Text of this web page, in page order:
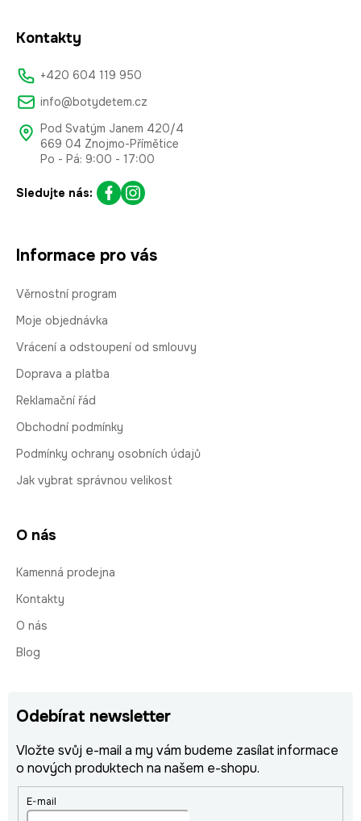
Kontakty
+420 604 119 950
info@botydetem.cz
Pod Svatým Janem 420/4
669 04 Znojmo-Přímětice
Po - Pá: 9:00 - 17:00
Sledujte nás:
Informace pro vás
Věrnostní program
Moje objednávka
Vrácení a odstoupení od smlouvy
Doprava a platba
Reklamační řád
Obchodní podmínky
Podmínky ochrany osobních údajů
Jak vybrat správnou velikost
O nás
Kamenná prodejna
Kontakty
O nás
Blog
Odebírat newsletter
Vložte svůj e-mail a my vám budeme zasílat informace
o nových produktech na našem e-shopu.
E-mail